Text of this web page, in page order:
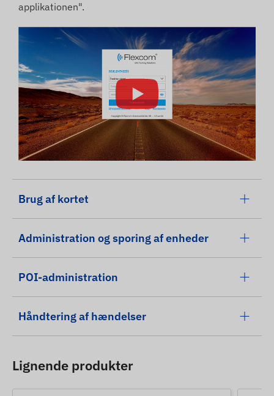
applikationen".
Brug af kortet
Administration og sporing af enheder
POI-administration
Håndtering af hændelser
Lignende produkter